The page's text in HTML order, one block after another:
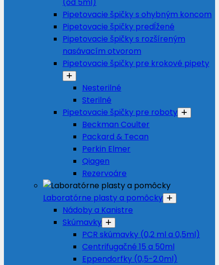
Pipetovacie špičky s ohybným koncom
Pipetovacie špičky predĺžené
Pipetovacie špičky s rozšíreným
nasávacím otvorom
Pipetovacie špičky pre krokové pipety
Nesterilné
Sterilné
Pipetovacie špičky pre roboty
Beckman Coulter
Packard & Tecan
Perkin Elmer
Qiagen
Rezervoáre
Laboratórne plasty a pomôcky
Nádoby a Kanistre
Skúmavky
PCR skúmavky (0,2 ml a 0,5ml)
Centrifugačné 15 a 50ml
Eppendorfky (0,5-2.0ml)